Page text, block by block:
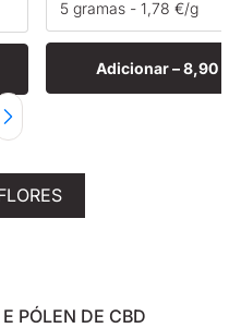
venda
Adicionar –8,90
PÓLEN DE CBD